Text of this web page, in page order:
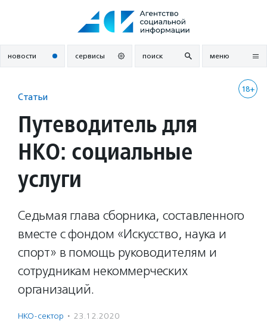
новости сервисы поиск меню
18+
Статьи
Путеводитель для
НКО: социальные
услуги
Седьмая глава сборника, составленного
вместе с фондом «Искусство, наука и
спорт» в помощь руководителям и
сотрудникам некоммерческих
организаций.
НКО-сектор · 23.12.2020